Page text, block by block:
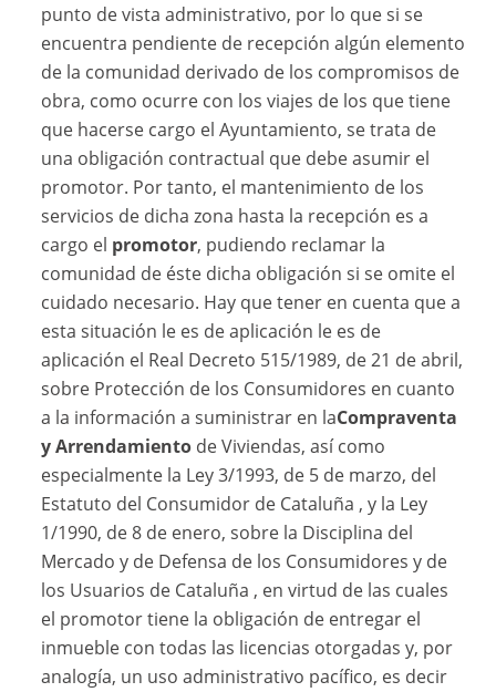
punto de vista administrativo, por lo que si se
encuentra pendiente de recepción algún elemento
de la comunidad derivado de los compromisos de
obra, como ocurre con los viajes de los que tiene
que hacerse cargo el Ayuntamiento, se trata de
una obligación contractual que debe asumir el
promotor. Por tanto, el mantenimiento de los
servicios de dicha zona hasta la recepción es a
cargo el promotor, pudiendo reclamar la
comunidad de éste dicha obligación si se omite el
cuidado necesario. Hay que tener en cuenta que a
esta situación le es de aplicación le es de
aplicación el Real Decreto 515/1989, de 21 de abril,
sobre Protección de los Consumidores en cuanto
a la información a suministrar en laCompraventa
y Arrendamiento de Viviendas, así como
especialmente la Ley 3/1993, de 5 de marzo, del
Estatuto del Consumidor de Cataluña , y la Ley
1/1990, de 8 de enero, sobre la Disciplina del
Mercado y de Defensa de los Consumidores y de
los Usuarios de Cataluña , en virtud de las cuales
el promotor tiene la obligación de entregar el
inmueble con todas las licencias otorgadas y, por
analogía, un uso administrativo pacífico, es decir